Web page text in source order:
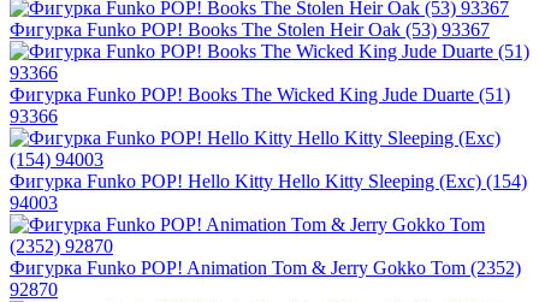
Фигурка Funko POP! Books The Stolen Heir Oak (53) 93367
Фигурка Funko POP! Books The Wicked King Jude Duarte (51)
93366
Фигурка Funko POP! Hello Kitty Hello Kitty Sleeping (Exc) (154)
94003
Фигурка Funko POP! Animation Tom & Jerry Gokko Tom (2352)
92870